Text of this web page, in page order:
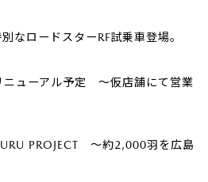
なロードスターRF試乗車登場。
ニューアル予定 ～仮店舗にて営業
PROJECT ～約2,000羽を広島